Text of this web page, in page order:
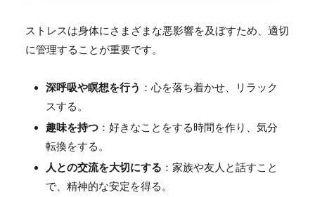
ストレスは身体にさまざまな悪影響を及ぼすため、適切
に管理することが重要です。
深呼吸や瞑想を行う ：心を落ち着かせ、リラック
スする。
趣味を持つ ：好きなことをする時間を作り、気分
転換をする。
人との交流を大切にする ：家族や友人と話すこと
で、精神的な安定を得る。